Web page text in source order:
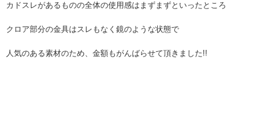
カドスレがあるものの全体の使用感はまずまずといったところ
クロア部分の金具はスレもなく鏡のような状態で
人気のある素材のため、金額もがんばらせて頂きました!!